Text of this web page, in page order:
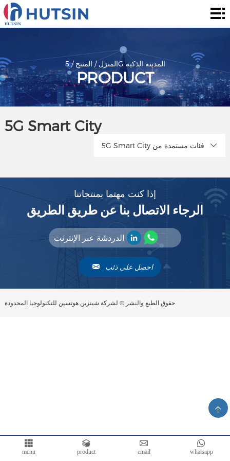
المنزل
حول
الحل
الأخبار
والأحداث
الاتصال
المنزل /المنتج / 5G المدينة الذكية
PRODUCT
5G Smart City
5G Smart City فئات مستمدة من
إذا كنت مهتما بمنتجاتنا
الرجاء الاتصال بنا عن طريق الطريق
الدردشة عبر الإنترنت
احصل على ذئب
حقوق الطبع والنشر © لشركة شينزين هوتسين للتكنولوجيا المحدودة
menu product email whatsapp